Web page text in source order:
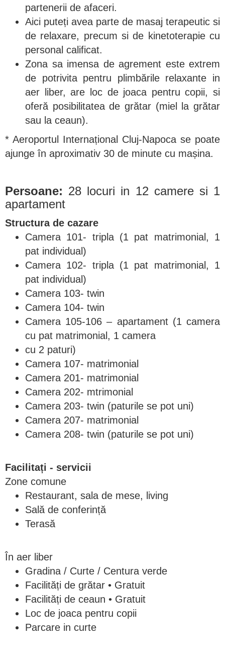
partenerii de afaceri.
Aici puteți avea parte de masaj terapeutic si
de relaxare, precum si de kinetoterapie cu
personal calificat.
Zona sa imensa de agrement este extrem
de potrivita pentru plimbările relaxante in
aer liber, are loc de joaca pentru copii, si
oferă posibilitatea de grătar (miel la grătar
sau la ceaun).
* Aeroportul Internațional Cluj-Napoca se poate
ajunge în aproximativ 30 de minute cu mașina.
Persoane: 28 locuri in 12 camere si 1
apartament
Structura de cazare
Camera 101- tripla (1 pat matrimonial, 1
pat individual)
Camera 102- tripla (1 pat matrimonial, 1
pat individual)
Camera 103- twin
Camera 104- twin
Camera 105-106 – apartament (1 camera
cu pat matrimonial, 1 camera
cu 2 paturi)
Camera 107- matrimonial
Camera 201- matrimonial
Camera 202- mtrimonial
Camera 203- twin (paturile se pot uni)
Camera 207- matrimonial
Camera 208- twin (paturile se pot uni)
Facilitați - servicii
Zone comune
Restaurant, sala de mese, living
Sală de conferință
Terasă
În aer liber
Gradina / Curte / Centura verde
Facilități de grătar • Gratuit
Facilități de ceaun • Gratuit
Loc de joaca pentru copii
Parcare in curte